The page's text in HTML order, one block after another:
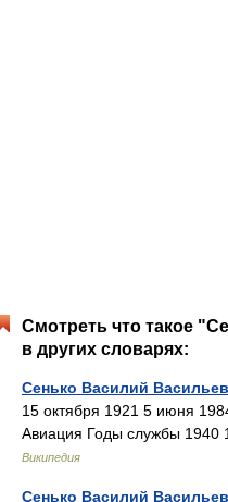
Смотреть что такое
в других словарях:
Сенько Василий
15 октября 1921 5 июня
Авиация Годы службы 1940
Википедия
Сенько Василий